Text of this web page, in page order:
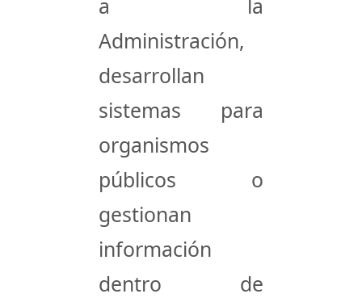
a la
Administración,
desarrollan
sistemas para
organismos
públicos o
gestionan
información
dentro de